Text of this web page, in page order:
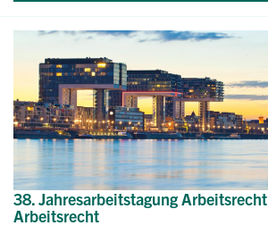
38. Jahresarbeitstagung Arbeitsrecht
Arbeitsrecht